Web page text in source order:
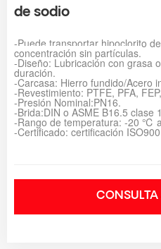
de sodio
-Puede transportar hipoclorito
concentración sin partículas.
-Diseño: Lubricación con grasa
duración.
-Carcasa: Hierro fundido/Acero
-Revestimiento: PTFE, PFA,
-Presión Nominal:PN16.
-Brida:DIN o ASME B16.5 clase
-Rango de temperatura: -20 ℃
-Certificado: certificación